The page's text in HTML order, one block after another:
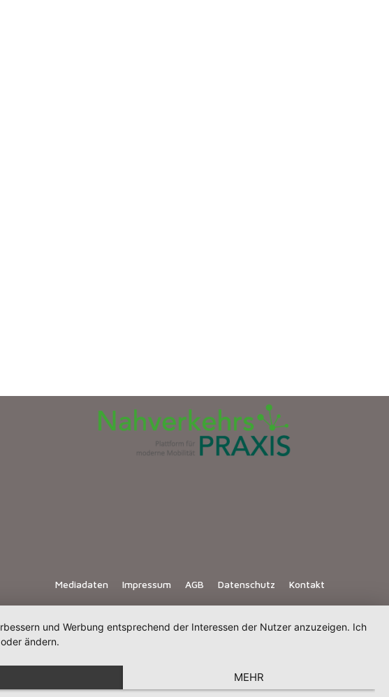
Mediadaten Impressum AGB Datenschutz Kontakt
und Werbung entsprechend der Interessen der Nutzer anzuzeigen. Ich
ändern.
MEHR